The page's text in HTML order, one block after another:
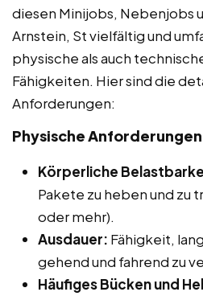
diesen Minijobs, Nebenjobs
Arnstein, St vielfältig und
physische als auch
Fähigkeiten. Hier sind die
Anforderungen:
Physische
Körperliche
Pakete zu heben und zu
oder mehr).
Ausdauer: Fähigkeit,
gehend und fahrend zu
Häufiges Bücken und